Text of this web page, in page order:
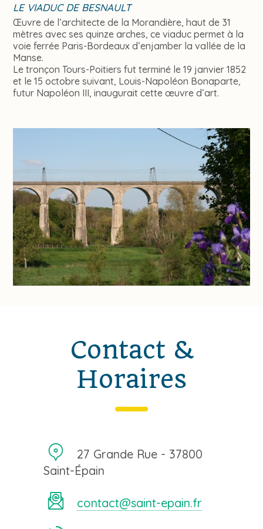
LE VIADUC DE BESNAULT
Œuvre de l’architecte de la Morandière, haut de 31
mètres avec ses quinze arches, ce viaduc permet à la
voie ferrée Paris-Bordeaux d’enjamber la vallée de la
Manse.
Le tronçon Tours-Poitiers fut terminé le 19 janvier 1852
et le 15 octobre suivant, Louis-Napoléon Bonaparte,
futur Napoléon III, inaugurait cette œuvre d’art.
Contact &
Horaires
27 Grande Rue - 37800
Saint-Épain
contact@saint-epain.fr